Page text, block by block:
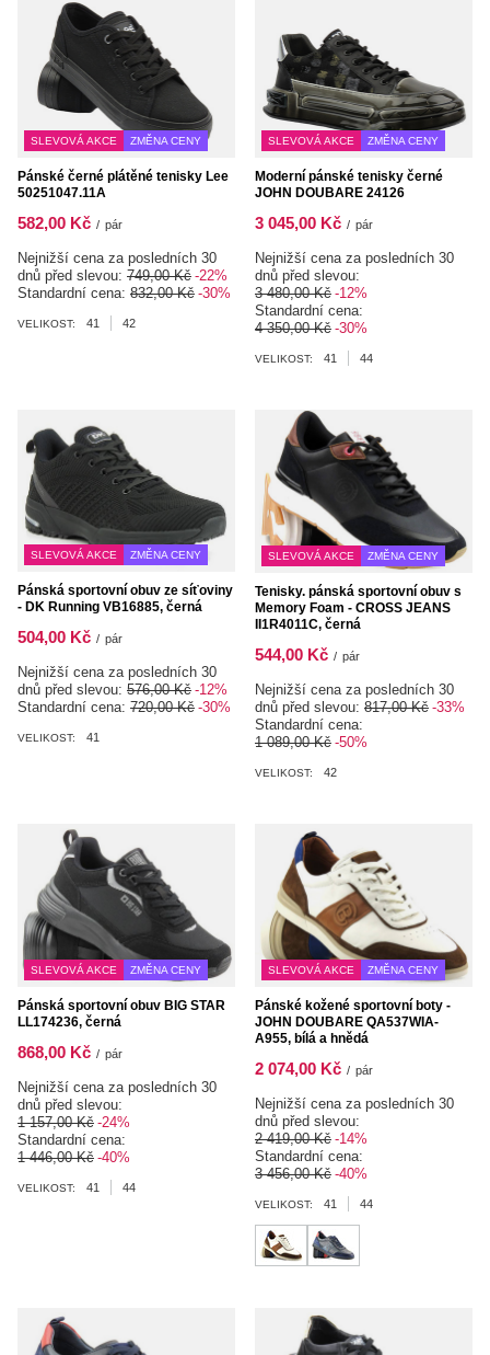
SLEVOVÁ AKCE ZMĚNA CENY
Pánské černé plátěné tenisky Lee
50251047.11A
582,00 Kč / pár
Nejnižší cena za posledních 30
dnů před slevou: 749,00 Kč -22%
Standardní cena: 832,00 Kč -30%
VELIKOST: 41 42
SLEVOVÁ AKCE ZMĚNA CENY
Moderní pánské tenisky černé
JOHN DOUBARE 24126
3 045,00 Kč / pár
Nejnižší cena za posledních 30
dnů před slevou:
3 480,00 Kč -12%
Standardní cena:
4 350,00 Kč -30%
VELIKOST: 41 44
SLEVOVÁ AKCE ZMĚNA CENY
Pánská sportovní obuv ze síťoviny
- DK Running VB16885, černá
504,00 Kč / pár
Nejnižší cena za posledních 30
dnů před slevou: 576,00 Kč -12%
Standardní cena: 720,00 Kč -30%
VELIKOST: 41
SLEVOVÁ AKCE ZMĚNA CENY
Tenisky. pánská sportovní obuv s
Memory Foam - CROSS JEANS
II1R4011C, černá
544,00 Kč / pár
Nejnižší cena za posledních 30
dnů před slevou: 817,00 Kč -33%
Standardní cena:
1 089,00 Kč -50%
VELIKOST: 42
SLEVOVÁ AKCE ZMĚNA CENY
Pánská sportovní obuv BIG STAR
LL174236, černá
868,00 Kč / pár
Nejnižší cena za posledních 30
dnů před slevou:
1 157,00 Kč -24%
Standardní cena:
1 446,00 Kč -40%
VELIKOST: 41 44
SLEVOVÁ AKCE ZMĚNA CENY
Pánské kožené sportovní boty -
JOHN DOUBARE QA537WIA-
A955, bílá a hnědá
2 074,00 Kč / pár
Nejnižší cena za posledních 30
dnů před slevou:
2 419,00 Kč -14%
Standardní cena:
3 456,00 Kč -40%
VELIKOST: 41 44